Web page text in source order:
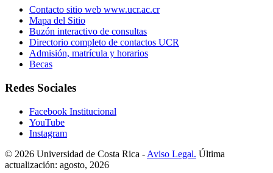
Contacto sitio web www.ucr.ac.cr
Mapa del Sitio
Buzón interactivo de consultas
Directorio completo de contactos UCR
Admisión, matrícula y horarios
Becas
Redes Sociales
Facebook Institucional
YouTube
Instagram
© 2026 Universidad de Costa Rica - Aviso Legal. Última
actualización: agosto, 2026